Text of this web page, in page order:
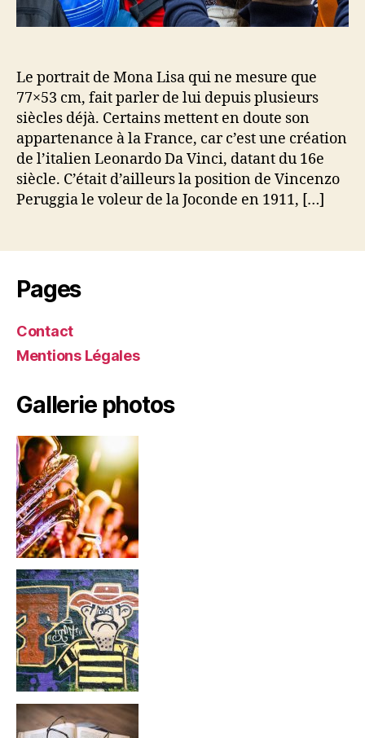
Le portrait de Mona Lisa qui ne mesure que
77×53 cm, fait parler de lui depuis plusieurs
siècles déjà. Certains mettent en doute son
appartenance à la France, car c’est une création
de l’italien Leonardo Da Vinci, datant du 16e
siècle. C’était d’ailleurs la position de Vincenzo
Peruggia le voleur de la Joconde en 1911, […]
Pages
Contact
Mentions Légales
Gallerie photos